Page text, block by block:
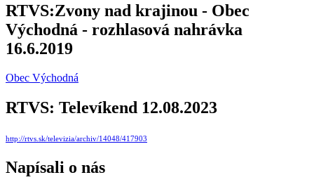
RTVS:Zvony nad krajinou - Obec
Východná - rozhlasová nahrávka
16.6.2019
Obec Východná
RTVS: Televíkend 12.08.2023
http://rtvs.sk/televizia/archiv/14048/417903
Napísali o nás